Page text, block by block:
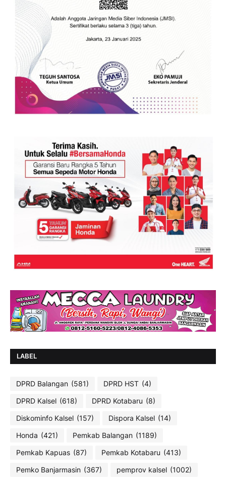
LABEL
DPRD Balangan (581) DPRD HST (4)
DPRD Kalsel (618) DPRD Kotabaru (8)
Diskominfo Kalsel (157) Dispora Kalsel (14)
Honda (421) Pemkab Balangan (1189)
Pemkab Kapuas (87) Pemkab Kotabaru (413)
Pemko Banjarmasin (367) pemprov kalsel (1002)